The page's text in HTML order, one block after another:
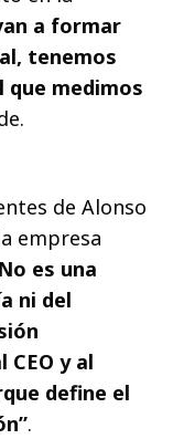
a formar
tenemos
que medimos
de Alonso
empresa
es una
ni del
y al
define el
.